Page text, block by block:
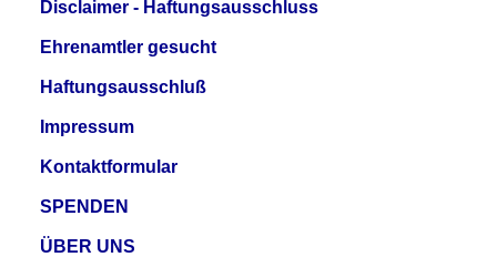
Disclaimer - Haftungsausschluss
Ehrenamtler gesucht
Haftungsausschluß
Impressum
Kontaktformular
SPENDEN
ÜBER UNS